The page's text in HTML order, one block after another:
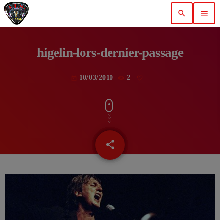
search menu
higelin-lors-dernier-passage
10/03/2010 2
share
email